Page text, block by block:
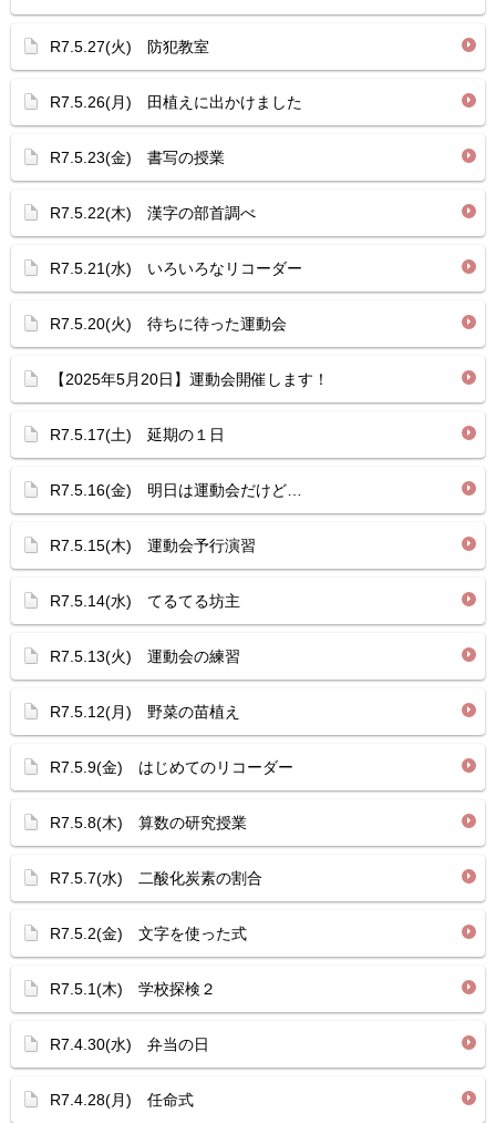
R7.5.27(火) 防犯教室
R7.5.26(月) 田植えに出かけました
R7.5.23(金) 書写の授業
R7.5.22(木) 漢字の部首調べ
R7.5.21(水) いろいろなリコーダー
R7.5.20(火) 待ちに待った運動会
【2025年5月20日】運動会開催します！
R7.5.17(土) 延期の１日
R7.5.16(金) 明日は運動会だけど…
R7.5.15(木) 運動会予行演習
R7.5.14(水) てるてる坊主
R7.5.13(火) 運動会の練習
R7.5.12(月) 野菜の苗植え
R7.5.9(金) はじめてのリコーダー
R7.5.8(木) 算数の研究授業
R7.5.7(水) 二酸化炭素の割合
R7.5.2(金) 文字を使った式
R7.5.1(木) 学校探検２
R7.4.30(水) 弁当の日
R7.4.28(月) 任命式